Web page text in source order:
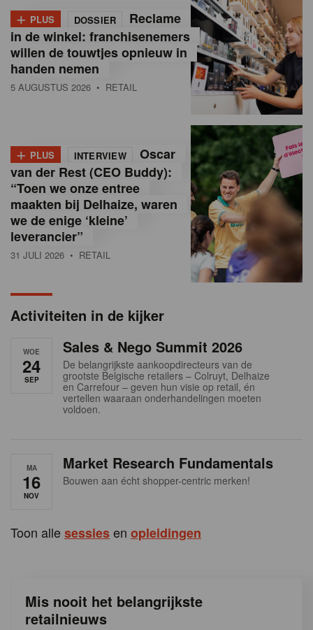
g
ë
e
a
n
e
+ PLUS DOSSIER
Reclame
in de winkel: franchisenemers
willen de touwtjes opnieuw in
handen nemen
5 AUGUSTUS 2026 • RETAIL
+ PLUS INTERVIEW
Oscar
van der Rest (CEO Buddy):
“Toen we onze entree
maakten bij Delhaize, waren
we de enige ‘kleine’
leverancier”
31 JULI 2026 • RETAIL
Activiteiten in de kijker
WOE
24
SEP
Sales & Nego Summit 2026
De belangrijkste aankoopdirecteurs van de
grootste Belgische retailers – Colruyt, Delhaize
en Carrefour – geven hun visie op retail, én
vertellen waaraan onderhandelingen moeten
voldoen.
MA
16
NOV
Market Research Fundamentals
Bouwen aan écht shopper-centric merken!
Toon allesessiesen opleidingen
Mis nooit het belangrijkste
retailnieuws